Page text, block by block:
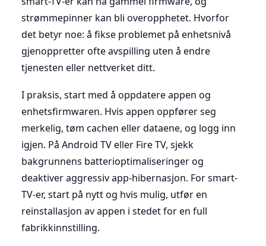
strømmepinner kan bli overopphetet. Hvorfor
det betyr noe: å fikse problemet på enhetsnivå
gjenoppretter ofte avspilling uten å endre
tjenesten eller nettverket ditt.
I praksis, start med å oppdatere appen og
enhetsfirmwaren. Hvis appen oppfører seg
merkelig, tøm cachen eller dataene, og logg inn
igjen. På Android TV eller Fire TV, sjekk
bakgrunnens batterioptimaliseringer og
deaktiver aggressiv app-hibernasjon. For smart-
TV-er, start på nytt og hvis mulig, utfør en
reinstallasjon av appen i stedet for en full
fabrikkinnstilling.